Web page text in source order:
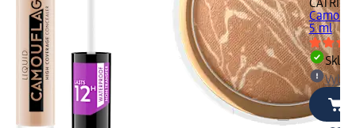
CATRICE
5 ml